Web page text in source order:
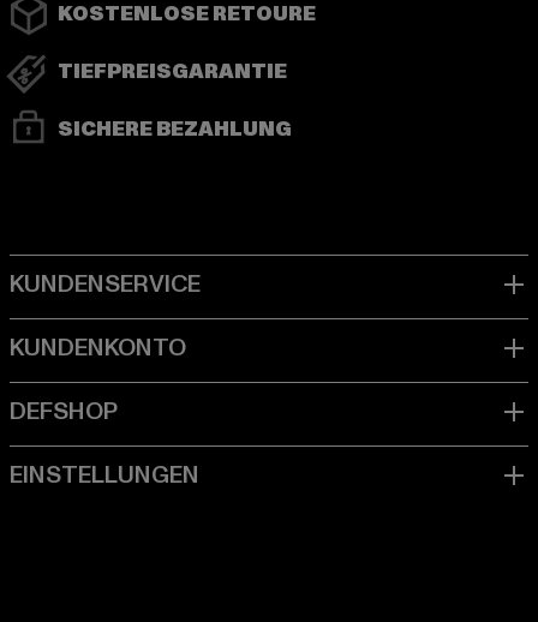
KOSTENLOSE RETOURE
TIEFPREISGARANTIE
SICHERE BEZAHLUNG